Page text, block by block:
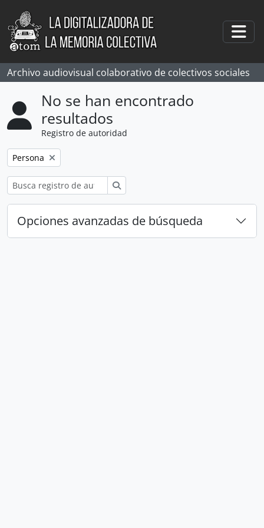
Skip to main content
Archivo audiovisual colaborativo de colectivos sociales
No se han encontrado
resultados
Registro de autoridad
Remove filter:
Persona
Opciones avanzadas de búsqueda